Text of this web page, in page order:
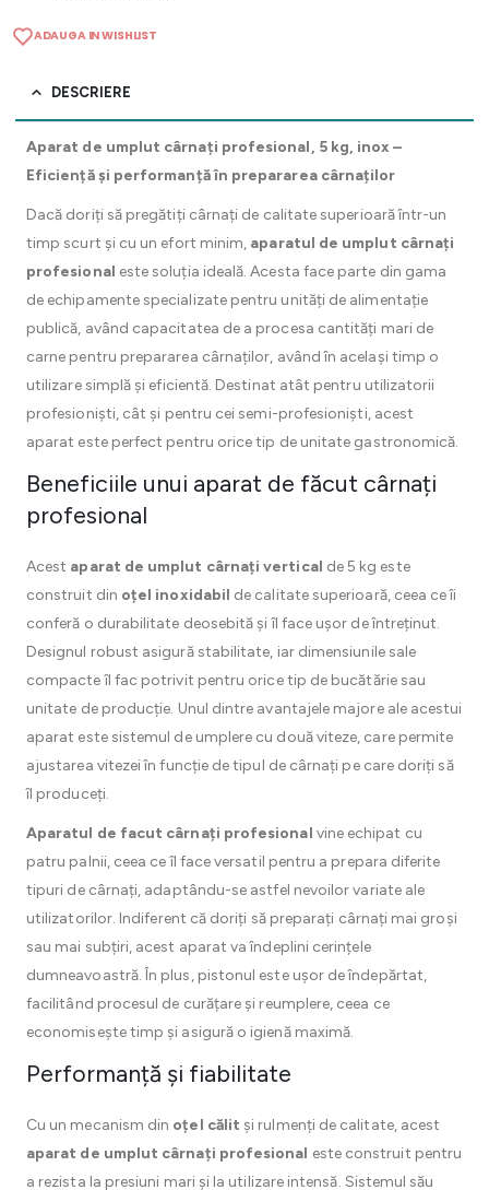
ADAUGA IN WISHLIST
DESCRIERE
Aparat de umplut cârnați profesional, 5 kg, inox –
Eficiență și performanță în prepararea cârnaților
Dacă doriți să pregătiți cârnați de calitate superioară într-un
timp scurt și cu un efort minim, aparatul de umplut cârnați
profesional este soluția ideală. Acesta face parte din gama
de echipamente specializate pentru unități de alimentație
publică, având capacitatea de a procesa cantități mari de
carne pentru prepararea cârnaților, având în același timp o
utilizare simplă și eficientă. Destinat atât pentru utilizatorii
profesioniști, cât și pentru cei semi-profesioniști, acest
aparat este perfect pentru orice tip de unitate gastronomică.
Beneficiile unui aparat de făcut cârnați
profesional
Acest aparat de umplut cârnați vertical de 5 kg este
construit din oțel inoxidabil de calitate superioară, ceea ce îi
conferă o durabilitate deosebită și îl face ușor de întreținut.
Designul robust asigură stabilitate, iar dimensiunile sale
compacte îl fac potrivit pentru orice tip de bucătărie sau
unitate de producție. Unul dintre avantajele majore ale acestui
aparat este sistemul de umplere cu două viteze, care permite
ajustarea vitezei în funcție de tipul de cârnați pe care doriți să
îl produceți.
Aparatul de facut cârnați profesional vine echipat cu
patru palnii, ceea ce îl face versatil pentru a prepara diferite
tipuri de cârnați, adaptându-se astfel nevoilor variate ale
utilizatorilor. Indiferent că doriți să preparați cârnați mai groși
sau mai subțiri, acest aparat va îndeplini cerințele
dumneavoastră. În plus, pistonul este ușor de îndepărtat,
facilitând procesul de curățare și reumplere, ceea ce
economisește timp și asigură o igienă maximă.
Performanță și fiabilitate
Cu un mecanism din oțel călit și rulmenți de calitate, acest
aparat de umplut cârnați profesional este construit pentru
a rezista la presiuni mari și la utilizare intensă. Sistemul său